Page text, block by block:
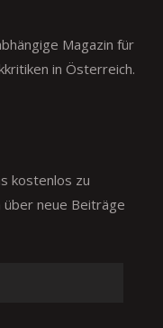
Magazin für
in Österreich.
kostenlos zu
über neue Beiträge